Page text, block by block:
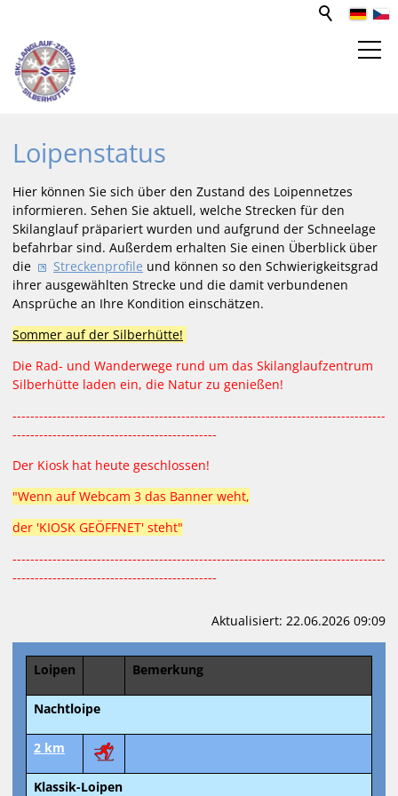
SPORT- UND FREIZEITZENTRUM
WEBCAM
LOIPEN
Loipenstatus
Loipenprofile
Wetter
VERANSTALTUNGEN
SKIVERLEIH / BIATHLON
Loipenstatus
Hier können Sie sich über den Zustand des Loipennetzes
informieren. Sehen Sie aktuell, welche Strecken für den
Skilanglauf präpariert wurden und aufgrund der Schneelage
befahrbar sind. Außerdem erhalten Sie einen Überblick über
die
Streckenprofile und können so den Schwierigkeitsgrad
ihrer ausgewählten Strecke und die damit verbundenen
Ansprüche an Ihre Kondition einschätzen.
Sommer auf der Silberhütte!
Die Rad- und Wanderwege rund um das Skilanglaufzentrum
Silberhütte laden ein, die Natur zu genießen!
------------------------------------------------------------------------------------
----------------------------------------------
Der Kiosk hat heute geschlossen!
"Wenn auf Webcam 3 das Banner weht,
der 'KIOSK GEÖFFNET' steht"
------------------------------------------------------------------------------------
----------------------------------------------
Aktualisiert: 22.06.2026 09:09
Loipen Bemerkung
Nachtloipe
2 km
Klassik-Loipen